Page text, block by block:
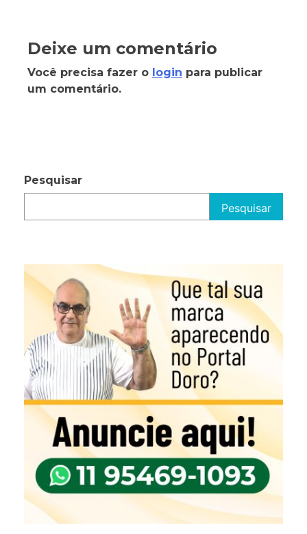
Deixe um comentário
Você precisa fazer o login para publicar
um comentário.
Pesquisar
Pesquisar